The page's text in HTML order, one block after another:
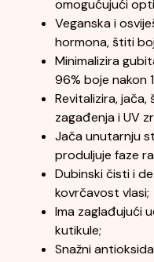
omogućujući
Veganska i
hormona, štiti
Minimalizira
96% boje nakon
Revitalizira,
zagađenja i UV
Jača unutarnju
produljuje faze
Dubinski čisti i
kovrčavost vlasi;
Ima zaglađujući
kutikule;
Snažni